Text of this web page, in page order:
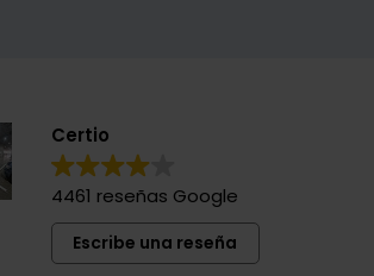
Certio
4461 reseñas Google
Escribe una reseña